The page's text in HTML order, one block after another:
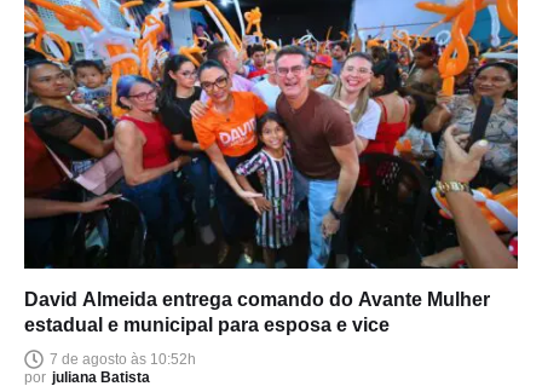
David Almeida entrega comando do Avante Mulher
estadual e municipal para esposa e vice
7 de agosto às 10:52h
por juliana Batista